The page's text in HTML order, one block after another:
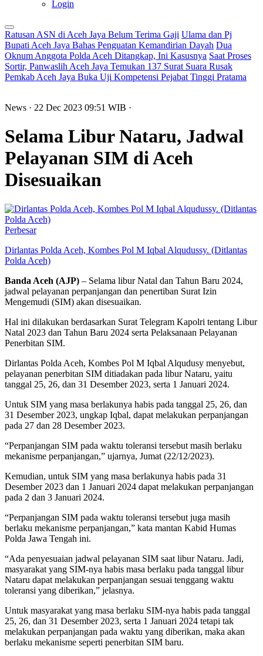
Login
Ratusan ASN di Aceh Jaya Belum Terima Gaji Ulama dan Pj
Bupati Aceh Jaya Bahas Penguatan Kemandirian Dayah Dua
Oknum Anggota Polda Aceh Ditangkap, Ini Kasusnya Saat Proses
Sortir, Panwaslih Aceh Jaya Temukan 137 Surat Suara Rusak
Pemkab Aceh Jaya Buka Uji Kompetensi Pejabat Tinggi Pratama
News · 22 Dec 2023 09:51 WIB ·
Selama Libur Nataru, Jadwal
Pelayanan SIM di Aceh
Disesuaikan
Perbesar
Dirlantas Polda Aceh, Kombes Pol M Iqbal Alqudussy. (Ditlantas
Polda Aceh)
Banda Aceh (AJP) – Selama libur Natal dan Tahun Baru 2024,
jadwal pelayanan perpanjangan dan penertiban Surat Izin
Mengemudi (SIM) akan disesuaikan.
Hal ini dilakukan berdasarkan Surat Telegram Kapolri tentang Libur
Natal 2023 dan Tahun Baru 2024 serta Pelaksanaan Pelayanan
Penerbitan SIM.
Dirlantas Polda Aceh, Kombes Pol M Iqbal Alqudusy menyebut,
pelayanan penerbitan SIM ditiadakan pada libur Nataru, yaitu
tanggal 25, 26, dan 31 Desember 2023, serta 1 Januari 2024.
Untuk SIM yang masa berlakunya habis pada tanggal 25, 26, dan
31 Desember 2023, ungkap Iqbal, dapat melakukan perpanjangan
pada 27 dan 28 Desember 2023.
“Perpanjangan SIM pada waktu toleransi tersebut masih berlaku
mekanisme perpanjangan,” ujarnya, Jumat (22/12/2023).
Kemudian, untuk SIM yang masa berlakunya habis pada 31
Desember 2023 dan 1 Januari 2024 dapat melakukan perpanjangan
pada 2 dan 3 Januari 2024.
“Perpanjangan SIM pada waktu toleransi tersebut juga masih
berlaku mekanisme perpanjangan,” kata mantan Kabid Humas
Polda Jawa Tengah ini.
“Ada penyesuaian jadwal pelayanan SIM saat libur Nataru. Jadi,
masyarakat yang SIM-nya habis masa berlaku pada tanggal libur
Nataru dapat melakukan perpanjangan sesuai tenggang waktu
toleransi yang diberikan,” jelasnya.
Untuk masyarakat yang masa berlaku SIM-nya habis pada tanggal
25, 26, dan 31 Desember 2023, serta 1 Januari 2024 tetapi tak
melakukan perpanjangan pada waktu yang diberikan, maka akan
berlaku mekanisme seperti penerbitan SIM baru.